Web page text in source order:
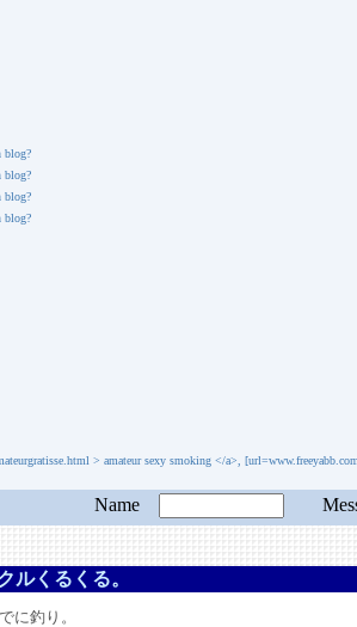
blog?
blog?
blog?
blog?
> amateur sexy smoking </a>,
Name
ルくるくる。
に釣り。